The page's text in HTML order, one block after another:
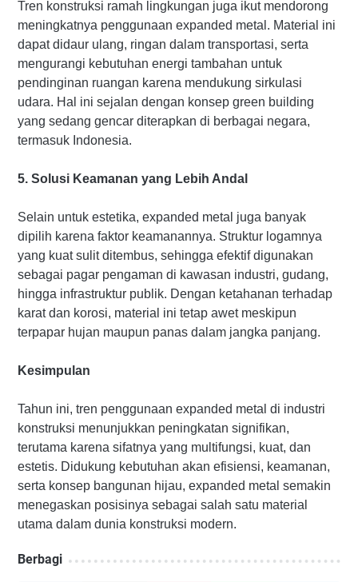
Tren konstruksi ramah lingkungan juga ikut mendorong
meningkatnya penggunaan expanded metal. Material ini
dapat didaur ulang, ringan dalam transportasi, serta
mengurangi kebutuhan energi tambahan untuk
pendinginan ruangan karena mendukung sirkulasi
udara. Hal ini sejalan dengan konsep green building
yang sedang gencar diterapkan di berbagai negara,
termasuk Indonesia.
5. Solusi Keamanan yang Lebih Andal
Selain untuk estetika, expanded metal juga banyak
dipilih karena faktor keamanannya. Struktur logamnya
yang kuat sulit ditembus, sehingga efektif digunakan
sebagai pagar pengaman di kawasan industri, gudang,
hingga infrastruktur publik. Dengan ketahanan terhadap
karat dan korosi, material ini tetap awet meskipun
terpapar hujan maupun panas dalam jangka panjang.
Kesimpulan
Tahun ini, tren penggunaan expanded metal di industri
konstruksi menunjukkan peningkatan signifikan,
terutama karena sifatnya yang multifungsi, kuat, dan
estetis. Didukung kebutuhan akan efisiensi, keamanan,
serta konsep bangunan hijau, expanded metal semakin
menegaskan posisinya sebagai salah satu material
utama dalam dunia konstruksi modern.
Berbagi